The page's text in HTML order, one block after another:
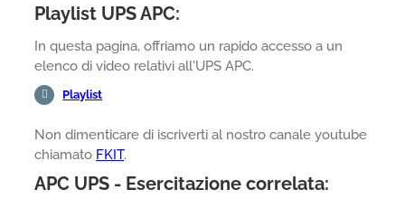
Playlist UPS APC:
In questa pagina, offriamo un rapido accesso a un
elenco di video relativi all'UPS APC.
Playlist
Non dimenticare di iscriverti al nostro canale youtube
chiamato FKIT.
APC UPS - Esercitazione correlata: